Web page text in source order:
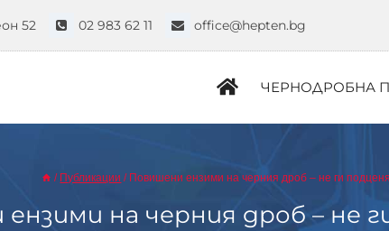
52 02 983 62 11 office@hepten.bg
ЧЕРНОДРОБНА
/ Публикации / Повишени ензими на черния дроб – не ги
на черния дроб – не